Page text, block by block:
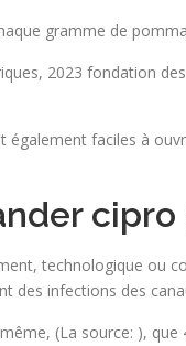
gramme de
2023 fondation
également faciles à
technologique ou
infections des
(La source: ), que